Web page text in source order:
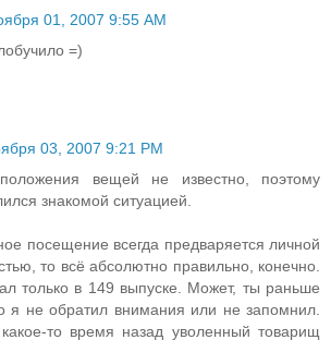
01, 2007 9:55 AM
=)
03, 2007 9:21 PM
вещей не известно, поэтому
знакомой ситуацией.
посещение всегда предваряется личной
то всё абсолютно правильно, конечно.
только в 149 выпуске. Может, ты раньше
я не обратил внимания или не запомнил.
то время назад уволенный товарищ